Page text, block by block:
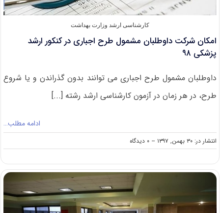
کارشناسی ارشد وزارت بهداشت
امکان شرکت داوطلبان مشمول طرح اجباری در کنکور ارشد
پزشکی ۹۸
داوطلبان مشمول طرح اجباری می توانند بدون گذراندن و یا شروع
طرح، در ھر زمان در آزمون کارشناسی ارشد رشته [...]
ادامه مطلب…
انتشار در: ۳۰ بهمن, ۱۳۹۷ -- ۰ دیدگاه
on
امکان
داوطلبان
طرح
اجباری
در